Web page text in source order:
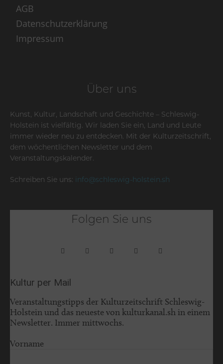
AGB
Datenschutzerklärung
Impressum
Über uns
Kunst, Kultur, Landschaft und Geschichte – Schleswig-
Holstein ist vielfältig. Wir laden Sie ein, Land und Leute
immer wieder neu zu entdecken. Mit der Kulturzeitschrift,
dem wöchentlichen Newsletter und dem
Veranstaltungskalender.
Schreiben Sie uns: info@schleswig-holstein.sh
Folgen Sie uns
Kultur per Mail
Veranstaltungstipps der Kulturzeitschrift Schleswig-
Holstein und das neueste von kulturkanal.sh in einem
Newsletter. Immer mittwochs.
Vorname